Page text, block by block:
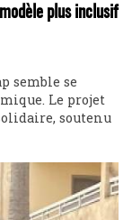
plus inclusif
semble se
Le projet
soutenu